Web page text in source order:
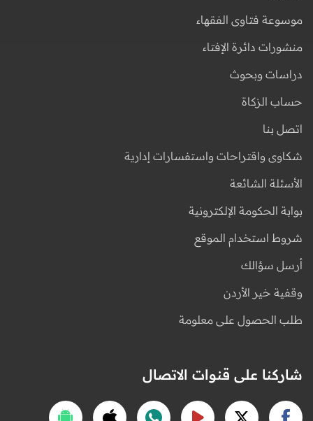
موسوعة فتاوى الفقهاء
منشورات دائرة الإفتاء
دراسات وبحوث
حساب الزكاة
اتصل بنا
شكاوى واقتراحات واستفسارات إدارية
الأسئلة الشائعة
بوابة الحكومة الإلكترونية
شروط استخدام الموقع
أرسل سؤالك
وقفية خير الأردن
طلب الحصول على معلومة
شاركنا على قنوات الاتصال